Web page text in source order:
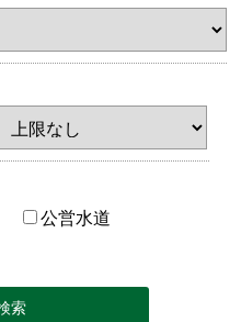
公営水道